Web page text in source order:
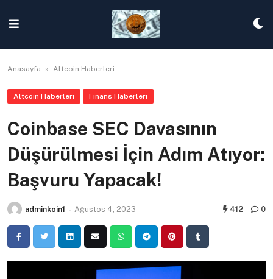
content
Anasayfa » Altcoin Haberleri
Altcoin Haberleri Finans Haberleri
Coinbase SEC Davasının
Düşürülmesi İçin Adım Atıyor:
Başvuru Yapacak!
adminkoin1 - Ağustos 4, 2023 412 0